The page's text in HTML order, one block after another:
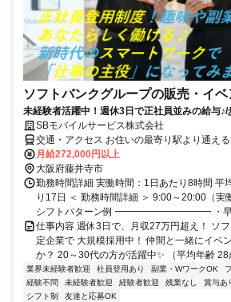
ソフトバンクグループの販売・イ
未経験者活躍中！週休3日で正社員並みの給与♪/
SBモバイルサービス株式会社
交通・アクセス お住いの最寄り駅より通える
月給272,000円以上
大阪府藤井寺市
勤務時間詳細 実働時間：1日あたり8時間 平
り17日 ＜ 勤務時間詳細 ＞ 9:00～20:00（
シフトパターン例 ━━━━━━━━━━ ・早
仕事内容 週休3日で、月収27万円超え！ ソ
定企業で 大規模採用中！ 仲間と一緒にイベ
か？ 20～30代の方が活躍中✨ （平均年齢
業界未経験者歓迎 社員登用あり 副業・WワークOK
経験不問
未経験者歓迎 経験者歓迎 残業なし 賞与あ
シフト制
友達と応募OK